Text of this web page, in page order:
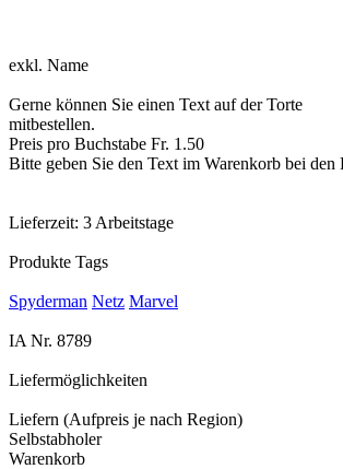
exkl. Name
Gerne können Sie einen Text auf der Torte
mitbestellen.
Preis pro Buchstabe Fr. 1.50
Bitte geben Sie den Text im Warenkorb bei
Lieferzeit: 3 Arbeitstage
Produkte Tags
Spyderman Netz Marvel
IA Nr. 8789
Liefermöglichkeiten
Liefern (Aufpreis je nach Region)
Selbstabholer
Warenkorb